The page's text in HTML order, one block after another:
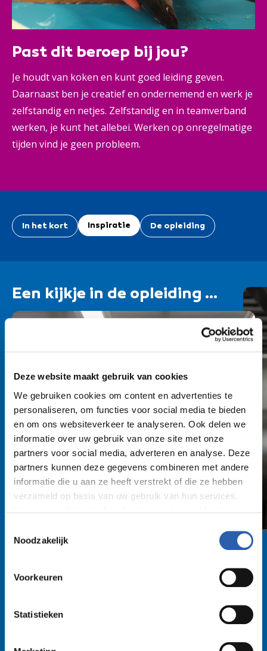
Deze website maakt gebruik van cookies
We gebruiken cookies om content en advertenties te
personaliseren, om functies voor social media te bieden
en om ons websiteverkeer te analyseren. Ook delen we
informatie over uw gebruik van onze site met onze
partners voor social media, adverteren en analyse. Deze
partners kunnen deze gegevens combineren met andere
informatie die u aan ze heeft verstrekt of die ze hebben
verzameld op basis van uw gebruik van hun services.
We werken samen met
die uw gegevens
Noodzakelijk
Voorkeuren
Statistieken
Past dit beroep bij jou?
Je houdt van koken en kunt goed leiding geven.
Daarnaast ben je creatief en ondernemend en werk je
zelfstandig en netjes. Zelfstandig en in teamverband
werken, je kunt het allebei. Werken op onregelmatige
tijden vind je geen probleem.
Inspiratie
In het kort De opleiding
Een kijkje in de opleiding ...